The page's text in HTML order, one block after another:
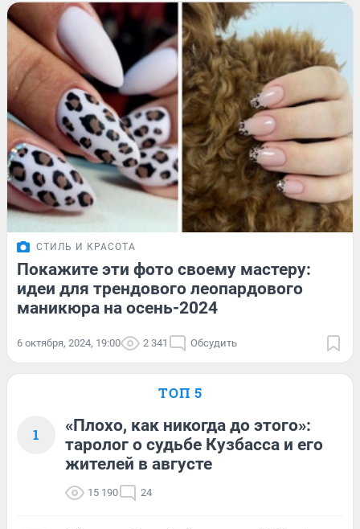
СТИЛЬ И КРАСОТА
Покажите эти фото своему мастеру:
идеи для трендового леопардового
маникюра на осень-2024
6 октября, 2024, 19:00 2 341 Обсудить
ТОП 5
1
«Плохо, как никогда до этого»:
таролог о судьбе Кузбасса и его
жителей в августе
15 190 24